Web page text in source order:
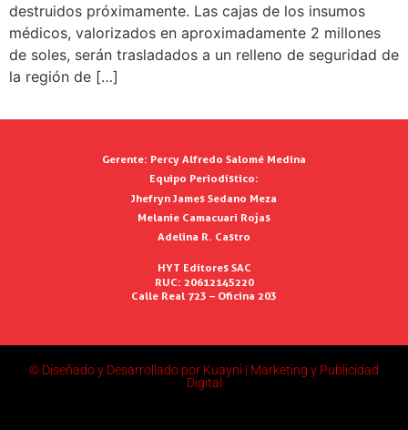
destruidos próximamente. Las cajas de los insumos
médicos, valorizados en aproximadamente 2 millones
de soles, serán trasladados a un relleno de seguridad de
la región de […]
Gerente: Percy Alfredo Salomé Medina
Equipo Periodístico:
Jhefryn James Sedano Meza
Melanie Camacuari Rojas
Adelina R. Castro
HYT Editores SAC
RUC: 20612145220
Calle Real 723 – Oficina 203
© Diseñado y Desarrollado por Kuayni | Marketing y Publicidad
Digital